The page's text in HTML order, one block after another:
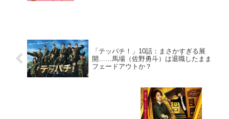
「テッパチ！」10話：まさかすぎる展
開……馬場（佐野勇斗）は退職したまま
フェードアウトか？